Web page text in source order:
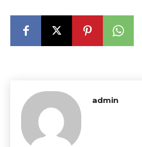
admin